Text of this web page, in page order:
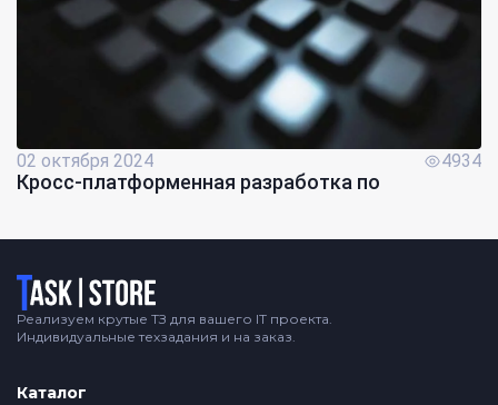
02 октября 2024 4934
Кросс-платформенная разработка по
Логотип
Реализуем крутые ТЗ для вашего IT проекта.
Индивидуальные техзадания и на заказ.
Каталог